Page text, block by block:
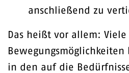
anschließend zu
Das heißt vor allem:
in den auf die